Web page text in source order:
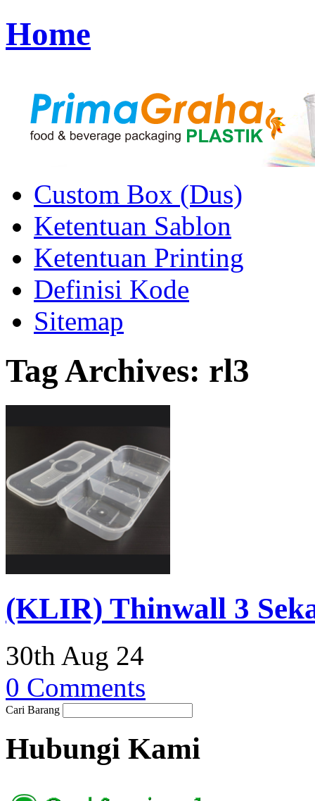
Home
Custom Box (Dus)
Ketentuan Sablon
Ketentuan Printing
Definisi Kode
Sitemap
Tag Archives: rl3
(KLIR) Thinwall 3
30th Aug 24
0 Comments
Cari Barang
Hubungi Kami